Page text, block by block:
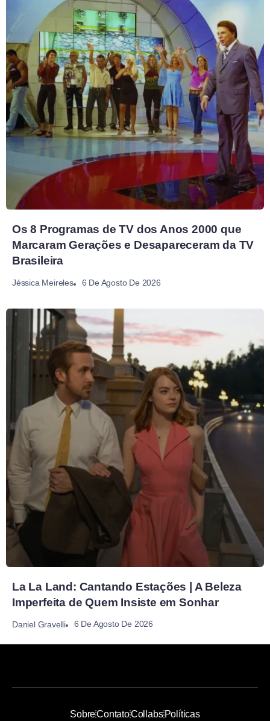
Os 8 Programas de TV dos Anos 2000 que
Marcaram Gerações e Desapareceram da TV
Brasileira
Jéssica Meireles 6 De Agosto De 2026
La La Land: Cantando Estações | A Beleza
Imperfeita de Quem Insiste em Sonhar
Daniel Gravelli 6 De Agosto De 2026
SobreContatoCollabsPolíticas